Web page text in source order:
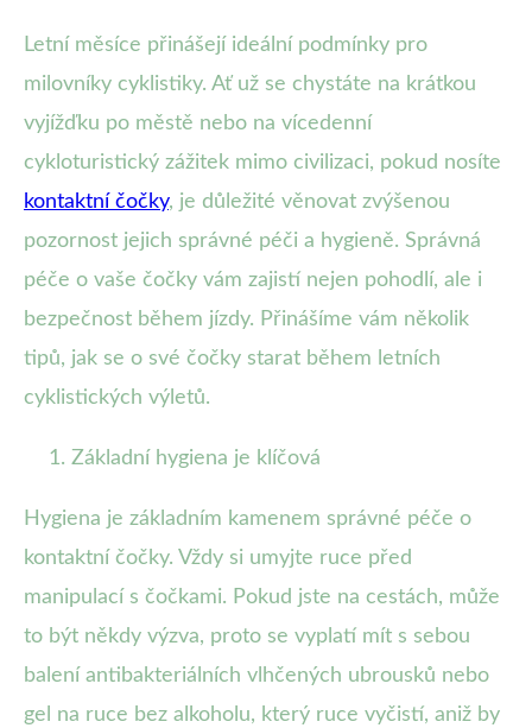
Letní měsíce přinášejí ideální podmínky pro
milovníky cyklistiky. Ať už se chystáte na krátkou
vyjížďku po městě nebo na vícedenní
cykloturistický zážitek mimo civilizaci, pokud nosíte
kontaktní čočky, je důležité věnovat zvýšenou
pozornost jejich správné péči a hygieně. Správná
péče o vaše čočky vám zajistí nejen pohodlí, ale i
bezpečnost během jízdy. Přinášíme vám několik
tipů, jak se o své čočky starat během letních
cyklistických výletů.
Základní hygiena je klíčová
Hygiena je základním kamenem správné péče o
kontaktní čočky. Vždy si umyjte ruce před
manipulací s čočkami. Pokud jste na cestách, může
to být někdy výzva, proto se vyplatí mít s sebou
balení antibakteriálních vlhčených ubrousků nebo
gel na ruce bez alkoholu, který ruce vyčistí, aniž by